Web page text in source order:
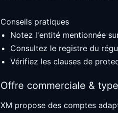
Conseils pratiques
Notez l'entité mentionnée
Consultez le registre du
Vérifiez les clauses de
Offre commerciale &
XM propose des comptes